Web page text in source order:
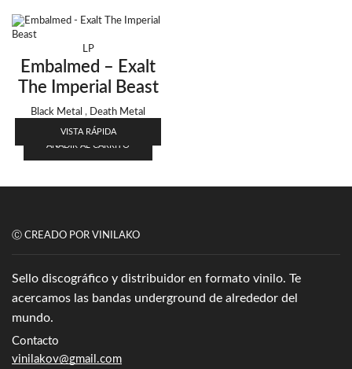
Punk
Stoner (22)
Thrash Metal (109)
VISTA RÁPIDA
LP
Embalmed – Exalt
The Imperial Beast
Black Metal ,
Death Metal
17,90
AÑADIR AL CARRITO
Ⓒ CREADO POR VINILAKO
Sello discográfico y distribuidor en formato vinilo. Te
acercamos las bandas underground de alrededor del
mundo.
Contacto
vinilakov@gmail.com